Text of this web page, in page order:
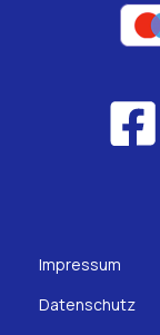
Impressum
Datenschutz